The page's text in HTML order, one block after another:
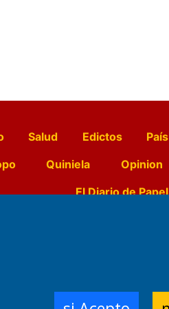
Salud Edictos País
Quiniela Opinion
El Diario de